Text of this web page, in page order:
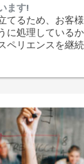
ます!
てるため、お客
に処理している
ペリエンスを継